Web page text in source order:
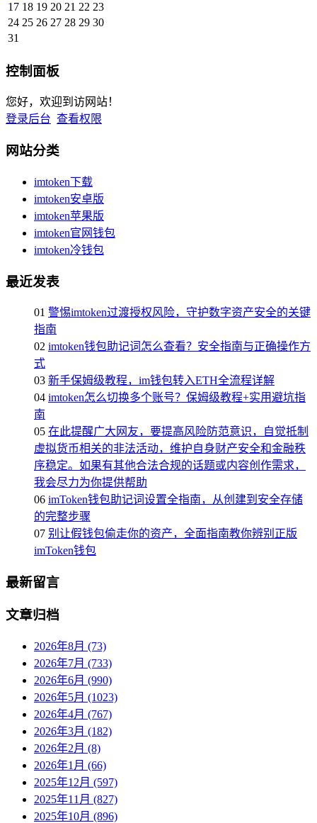
17 18 19 20 21 22 23
24 25 26 27 28 29 30
31
控制面板
您好，欢迎到访网站！
登录后台 查看权限
网站分类
imtoken下载
imtoken安卓版
imtoken苹果版
imtoken官网钱包
imtoken冷钱包
最近发表
01 警惕imtoken过渡授权风险，守护数字资产安全的关键
指南
02 imtoken钱包助记词怎么查看？安全指南与正确操作方
式
03 新手保姆级教程，im钱包转入ETH全流程详解
04 imtoken怎么切换多个账号？保姆级教程+实用避坑指
南
05 在此提醒广大网友，要提高风险防范意识，自觉抵制
虚拟货币相关的非法活动，维护自身财产安全和金融秩
序稳定。如果有其他合法合规的话题或内容创作需求，
我会尽力为你提供帮助
06 imToken钱包助记词设置全指南，从创建到安全存储
的完整步骤
07 别让假钱包偷走你的资产，全面指南教你辨别正版
imToken钱包
最新留言
文章归档
2026年8月 (73)
2026年7月 (733)
2026年6月 (990)
2026年5月 (1023)
2026年4月 (767)
2026年3月 (182)
2026年2月 (8)
2026年1月 (66)
2025年12月 (597)
2025年11月 (827)
2025年10月 (896)